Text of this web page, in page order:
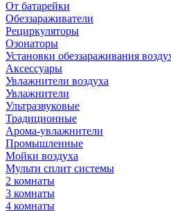
От батарейки
Обеззараживатели
Рециркуляторы
Озонаторы
Установки обеззараживания
Аксессуары
Увлажнители воздуха
Увлажнители
Ультразвуковые
Традиционные
Арома-увлажнители
Промышленные
Мойки воздуха
Мульти сплит системы
2 комнаты
3 комнаты
4 комнаты